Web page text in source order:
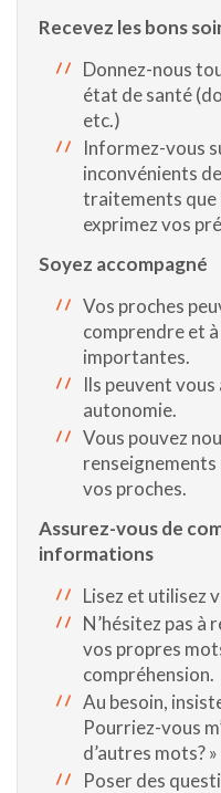
Recevez les bons
Donnez-nous
état de santé
etc.)
Informez-vous
inconvénients
traitements que
exprimez vos
Soyez accompagné
Vos proches
comprendre et
importantes.
Ils peuvent
autonomie.
Vous pouvez
renseignements
vos proches.
Assurez-vous de
informations
Lisez et utilisez
N’hésitez pas à
vos propres
compréhension.
Au besoin,
Pourriez-vous
d’autres mots? »
Poser des